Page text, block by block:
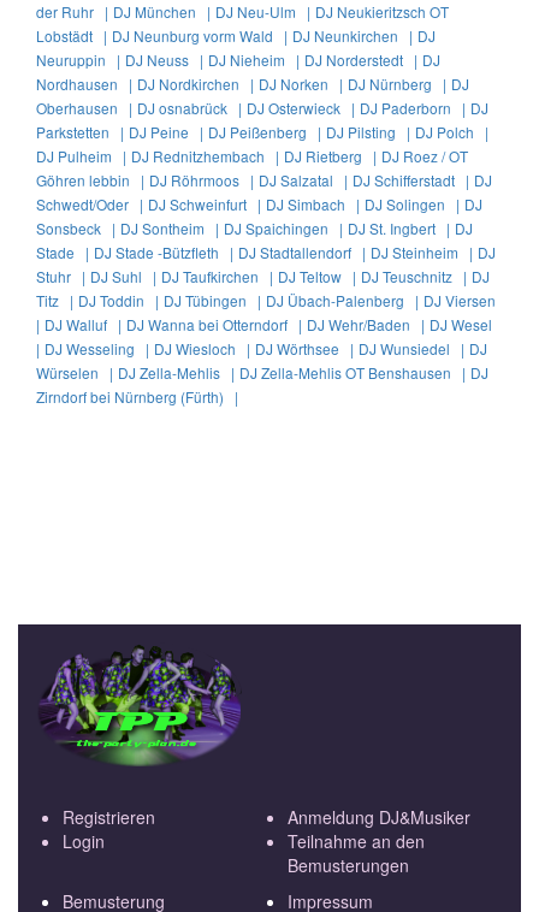
der Ruhr | DJ München | DJ Neu-Ulm | DJ Neukieritzsch OT
Lobstädt | DJ Neunburg vorm Wald | DJ Neunkirchen | DJ
Neuruppin | DJ Neuss | DJ Nieheim | DJ Norderstedt | DJ
Nordhausen | DJ Nordkirchen | DJ Norken | DJ Nürnberg | DJ
Oberhausen | DJ osnabrück | DJ Osterwieck | DJ Paderborn | DJ
Parkstetten | DJ Peine | DJ Peißenberg | DJ Pilsting | DJ Polch |
DJ Pulheim | DJ Rednitzhembach | DJ Rietberg | DJ Roez / OT
Göhren lebbin | DJ Röhrmoos | DJ Salzatal | DJ Schifferstadt | DJ
Schwedt/Oder | DJ Schweinfurt | DJ Simbach | DJ Solingen | DJ
Sonsbeck | DJ Sontheim | DJ Spaichingen | DJ St. Ingbert | DJ
Stade | DJ Stade -Bützfleth | DJ Stadtallendorf | DJ Steinheim | DJ
Stuhr | DJ Suhl | DJ Taufkirchen | DJ Teltow | DJ Teuschnitz | DJ
Titz | DJ Toddin | DJ Tübingen | DJ Übach-Palenberg | DJ Viersen
| DJ Walluf | DJ Wanna bei Otterndorf | DJ Wehr/Baden | DJ Wesel
| DJ Wesseling | DJ Wiesloch | DJ Wörthsee | DJ Wunsiedel | DJ
Würselen | DJ Zella-Mehlis | DJ Zella-Mehlis OT Benshausen | DJ
Zirndorf bei Nürnberg (Fürth) |
Registrieren
Login
Anmeldung DJ&Musiker
Teilnahme an den
Bemusterungen
Bemusterung
Impressum